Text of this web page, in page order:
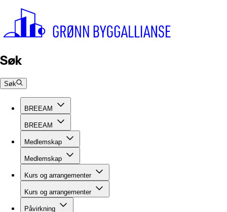
Søk
Søk
BREEAM
BREEAM
Medlemskap
Medlemskap
Kurs og arrangementer
Kurs og arrangementer
Påvirkning